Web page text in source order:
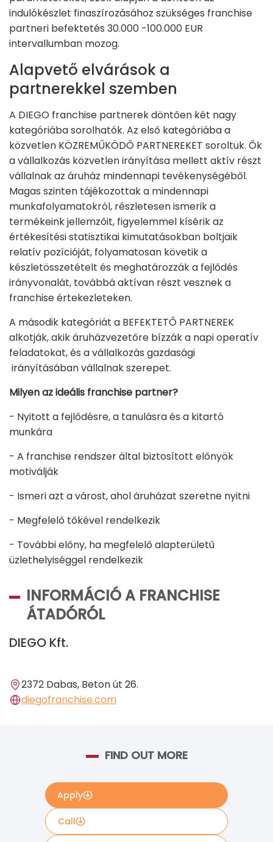
indulókészlet finaszírozásához szükséges franchise
partneri befektetés 30.000 -100.000 EUR
intervallumban mozog.
Alapvető elvárások a
partnerekkel szemben
A DIEGO franchise partnerek döntően két nagy
kategóriába sorolhatók. Az első kategóriába a
közvetlen KÖZREMŰKÖDŐ PARTNEREKET soroltuk. Ők
a vállalkozás közvetlen irányítása mellett aktív részt
vállalnak az áruház mindennapi tevékenységéből.
Magas szinten tájékozottak a mindennapi
munkafolyamatokról, részletesen ismerik a
termékeink jellemzőit, figyelemmel kísérik az
értékesítési statisztikai kimutatásokban boltjaik
relatív pozícióját, folyamatosan követik a
készletösszetételt és meghatározzák a fejlődés
irányvonalát, továbbá aktívan részt vesznek a
franchise értekezleteken.
A második kategóriát a BEFEKTETŐ PARTNEREK
alkotják, akik áruházvezetőre bízzák a napi operatív
feladatokat, és a vállalkozás gazdasági
irányításában vállalnak szerepet.
Milyen az ideális franchise partner?
- Nyitott a fejlődésre, a tanulásra és a kitartó
munkára
- A franchise rendszer által biztosított előnyök
motiválják
- Ismeri azt a várost, ahol áruházat szeretne nyitni
- Megfelelő tőkével rendelkezik
- További előny, ha megfelelő alapterületű
üzlethelyiséggel rendelkezik
INFORMÁCIÓ A FRANCHISE
ÁTADÓRÓL
DIEGO Kft.
2372 Dabas, Beton út 26.
diegofranchise.com
FIND OUT MORE
Apply
Call